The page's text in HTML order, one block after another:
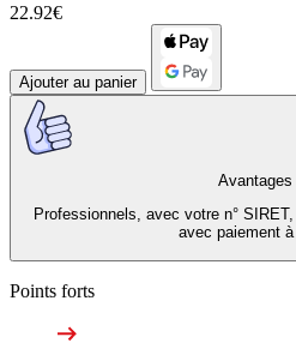
22.92€
Ajouter au panier
Avantages
Professionnels, avec votre n°
avec paiement
Points forts